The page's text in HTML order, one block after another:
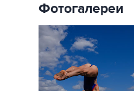
Фотогалереи